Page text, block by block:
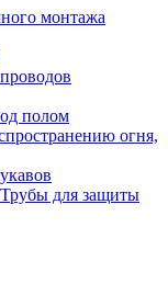
монтажа
полом
огня,
для защиты